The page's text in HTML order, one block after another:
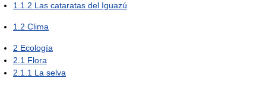
1.1.2 Las cataratas del Iguazú
1.2 Clima
2 Ecología
2.1 Flora
2.1.1 La selva